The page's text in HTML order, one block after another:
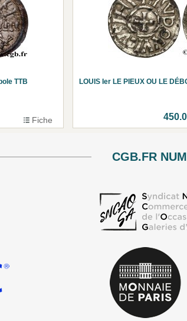
TTB
Fiche
LOUIS Ier LE PIEUX OU LE
CGB.FR